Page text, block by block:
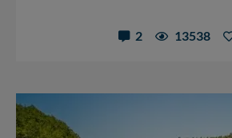
2 13538
Administratorem Twoich danych jest:
W każdej chwili możesz: zażądać
danych, zażądać ich poprawienia lub